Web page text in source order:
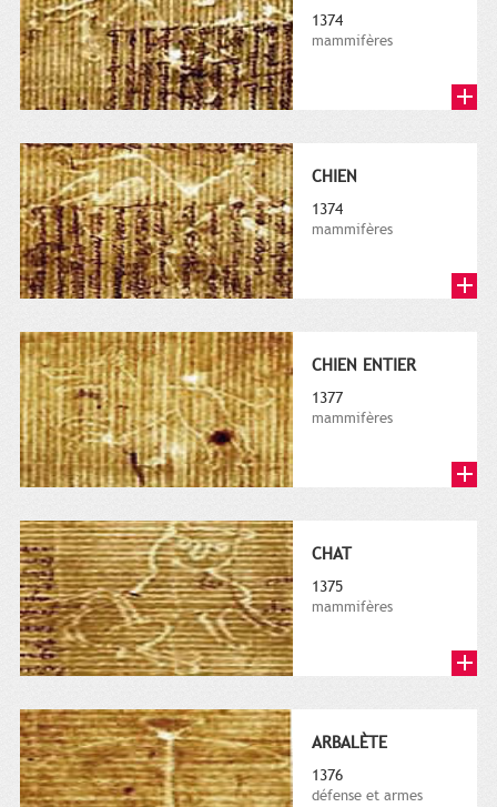
1374
mammifères
CHIEN
1374
mammifères
CHIEN ENTIER
1377
mammifères
CHAT
1375
mammifères
ARBALÈTE
1376
défense et armes